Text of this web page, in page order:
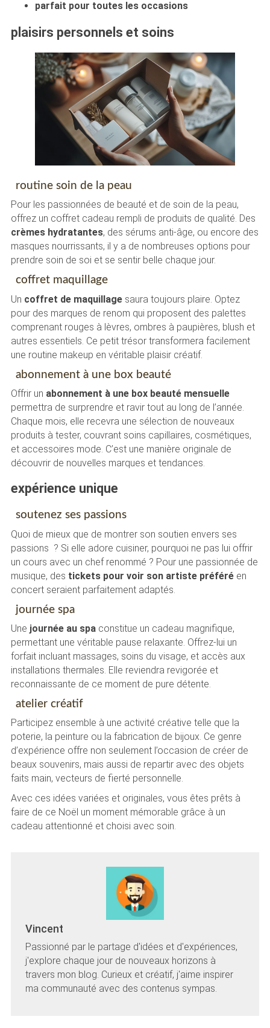
parfait pour toutes les occasions
plaisirs personnels et soins
routine soin de la peau
Pour les passionnées de beauté et de soin de la peau,
offrez un coffret cadeau rempli de produits de qualité. Des
crèmes hydratantes, des sérums anti-âge, ou encore des
masques nourrissants, il y a de nombreuses options pour
prendre soin de soi et se sentir belle chaque jour.
coffret maquillage
Un coffret de maquillagesaura toujours plaire. Optez
pour des marques de renom qui proposent des palettes
comprenant rouges à lèvres, ombres à paupières, blush et
autres essentiels. Ce petit trésor transformera facilement
une routine makeup en véritable plaisir créatif.
abonnement à une box beauté
Offrir un abonnement à une box beauté mensuelle
permettra de surprendre et ravir tout au long de l’année.
Chaque mois, elle recevra une sélection de nouveaux
produits à tester, couvrant soins capillaires, cosmétiques,
et accessoires mode. C’est une manière originale de
découvrir de nouvelles marques et tendances.
expérience unique
soutenez ses passions
Quoi de mieux que de montrer son soutien envers ses
passions ? Si elle adore cuisiner, pourquoi ne pas lui offrir
un cours avec un chef renommé ? Pour une passionnée de
musique, des tickets pour voir son artiste préféréen
concert seraient parfaitement adaptés.
journée spa
Une journée au spaconstitue un cadeau magnifique,
permettant une véritable pause relaxante. Offrez-lui un
forfait incluant massages, soins du visage, et accès aux
installations thermales. Elle reviendra revigorée et
reconnaissante de ce moment de pure détente.
atelier créatif
Participez ensemble à une activité créative telle que la
poterie, la peinture ou la fabrication de bijoux. Ce genre
d’expérience offre non seulement l’occasion de créer de
beaux souvenirs, mais aussi de repartir avec des objets
faits main, vecteurs de fierté personnelle.
Avec ces idées variées et originales, vous êtes prêts à
faire de ce Noël un moment mémorable grâce à un
cadeau attentionné et choisi avec soin.
Vincent
Passionné par le partage d'idées et d'expériences,
j'explore chaque jour de nouveaux horizons à
travers mon blog. Curieux et créatif, j'aime inspirer
ma communauté avec des contenus sympas.